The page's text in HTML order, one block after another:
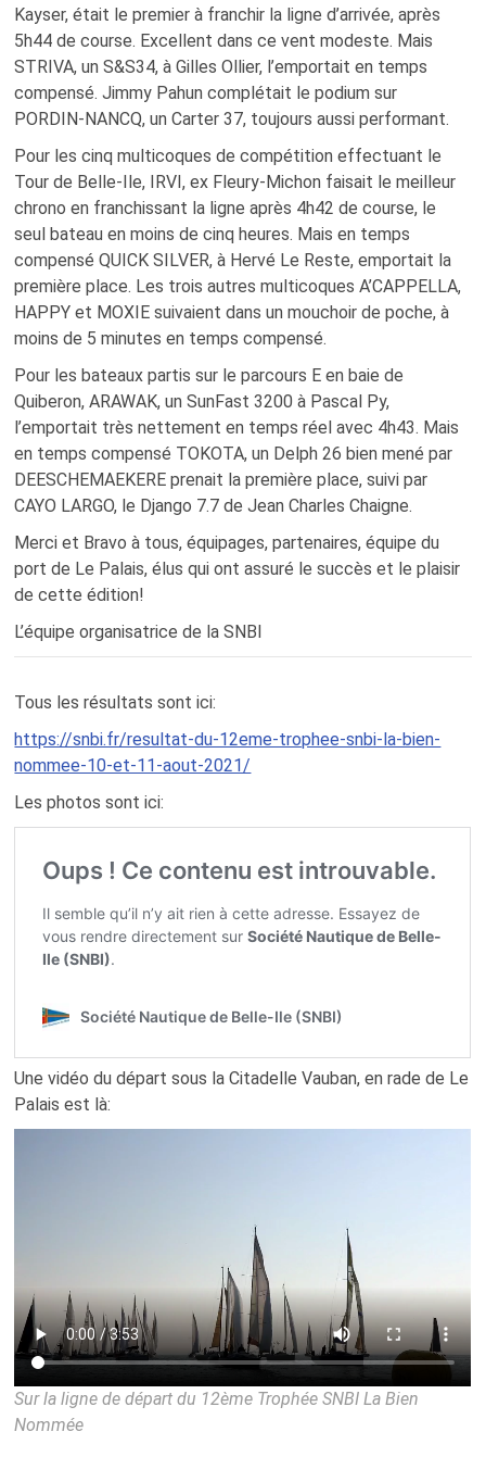
Kayser, était le premier à franchir la ligne d’arrivée, après
5h44 de course. Excellent dans ce vent modeste. Mais
STRIVA, un S&S34, à Gilles Ollier, l’emportait en temps
compensé. Jimmy Pahun complétait le podium sur
PORDIN-NANCQ, un Carter 37, toujours aussi performant.
Pour les cinq multicoques de compétition effectuant le
Tour de Belle-Ile, IRVI, ex Fleury-Michon faisait le meilleur
chrono en franchissant la ligne après 4h42 de course, le
seul bateau en moins de cinq heures. Mais en temps
compensé QUICK SILVER, à Hervé Le Reste, emportait la
première place. Les trois autres multicoques A’CAPPELLA,
HAPPY et MOXIE suivaient dans un mouchoir de poche, à
moins de 5 minutes en temps compensé.
Pour les bateaux partis sur le parcours E en baie de
Quiberon, ARAWAK, un SunFast 3200 à Pascal Py,
l’emportait très nettement en temps réel avec 4h43. Mais
en temps compensé TOKOTA, un Delph 26 bien mené par
DEESCHEMAEKERE prenait la première place, suivi par
CAYO LARGO, le Django 7.7 de Jean Charles Chaigne.
Merci et Bravo à tous, équipages, partenaires, équipe du
port de Le Palais, élus qui ont assuré le succès et le plaisir
de cette édition!
L’équipe organisatrice de la SNBI
Tous les résultats sont ici:
https://snbi.fr/resultat-du-12eme-trophee-snbi-la-bien-
nommee-10-et-11-aout-2021/
Les photos sont ici:
Une vidéo du départ sous la Citadelle Vauban, en rade de Le
Palais est là:
Sur la ligne de départ du 12ème Trophée SNBI La Bien
Nommée